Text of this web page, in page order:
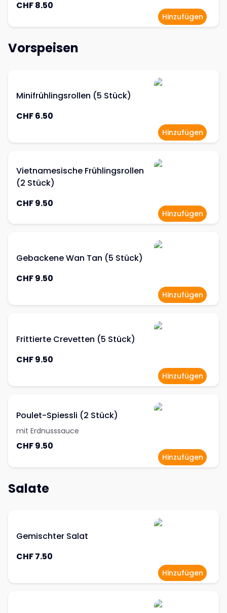
CHF 8.50
Hinzufügen
Vorspeisen
Minifrühlingsrollen (5 Stück)
CHF 6.50
Hinzufügen
Vietnamesische Frühlingsrollen
(2 Stück)
CHF 9.50
Hinzufügen
Gebackene Wan Tan (5 Stück)
CHF 9.50
Hinzufügen
Frittierte Crevetten (5 Stück)
CHF 9.50
Hinzufügen
Poulet-Spiessli (2 Stück)
mit Erdnusssauce
CHF 9.50
Hinzufügen
Salate
Gemischter Salat
CHF 7.50
Hinzufügen